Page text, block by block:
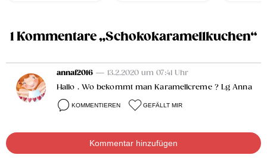
1 Kommentare „Schokokaramellkuchen“
annaf2016 — 13.2.2020 um 07:41 Uhr
Hallo . Wo bekommt man Karamellcreme ? Lg Anna
KOMMENTIEREN GEFÄLLT MIR
Kommentar hinzufügen